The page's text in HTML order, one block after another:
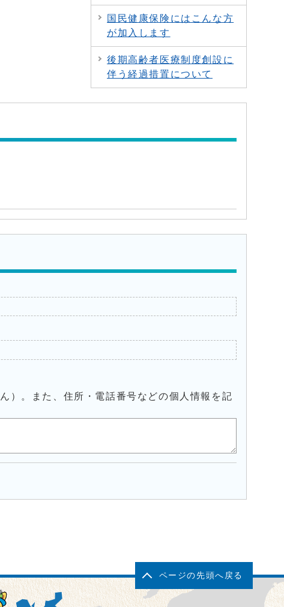
国民健康保険にはこんな方
が加入します
後期高齢者医療制度創設に
伴う経過措置について
）。また、住所・電話番号などの個人情報を記
ページの先頭へ戻る